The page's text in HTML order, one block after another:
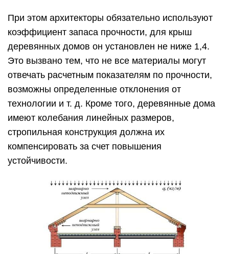
При этом архитекторы обязательно используют
коэффициент запаса прочности, для крыш
деревянных домов он установлен не ниже 1,4.
Это вызвано тем, что не все материалы могут
отвечать расчетным показателям по прочности,
возможны определенные отклонения от
технологии и т. д. Кроме того, деревянные дома
имеют колебания линейных размеров,
стропильная конструкция должна их
компенсировать за счет повышения
устойчивости.